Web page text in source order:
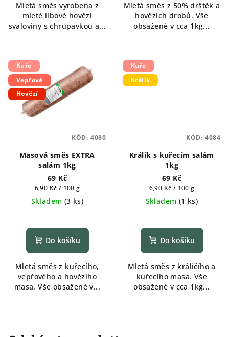
Mletá směs vyrobena z
mleté libové hovězí
svaloviny s chrupavkou a...
z
5
hvězdiček.
Mletá směs z 50% drštěk a
hovězích drobů. Vše
obsažené v cca 1kg...
Kuře
Vepřové
Hovězí
Masová směs EXTRA
salám 1kg
69 Kč
Měrná
cena:
6,90 Kč / 100 g
Skladem (3 ks)
Do košíku
Mletá směs z kuřecího,
vepřového a hovězího
masa. Vše obsažené v...
KÓD: 4080
Kuře
Králík
Králík s kuřecím salám
1kg
69 Kč
Měrná
cena:
6,90 Kč / 100 g
Skladem (1 ks)
Do košíku
Mletá směs z králičího a
kuřecího masa. Vše
obsažené v cca 1kg...
KÓD: 4084